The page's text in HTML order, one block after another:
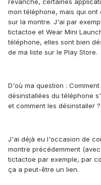
revanche, certaines
mon téléphone, mais qui
sur la montre. J'ai par
tictactoe et Wear Mini
téléphone, elles sont bien
de ma liste sur le Play Store.
D'où ma question :
désinstallées du téléphone
et comment les désinstaller ?
J'ai déjà eu l'occasion de
montre précédemment
tictactoe par exemple, par
ça a peut-être un lien.